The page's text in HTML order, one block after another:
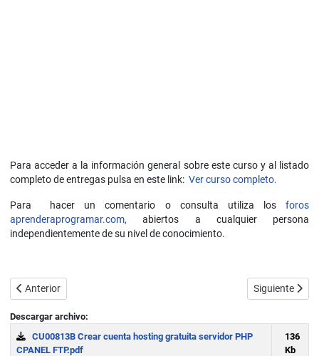
Para acceder a la información general sobre este curso y al listado
completo de entregas pulsa en este link: Ver curso completo.
Para hacer un comentario o consulta utiliza losforos
aprenderaprogramar.com, abiertos a cualquier persona
independientemente de su nivel de conocimiento.
Artículo anterior: Trabajar en local con WAMP, XAMPP o similar, o
Anterior Artículo
Siguiente
Descargar archivo:
CU00813B Crear cuenta hosting gratuita servidor PHP
CPANEL FTP.pdf
136
Kb